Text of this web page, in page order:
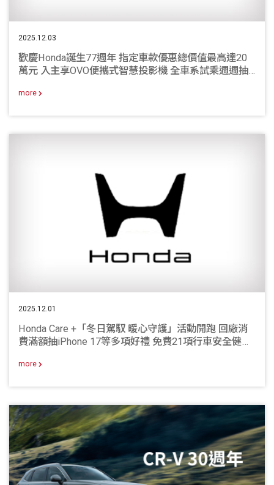
2025.12.03
歡慶Honda誕生77週年 指定車款優惠總價值最高達20
萬元 入主享OVO便攜式智慧投影機 全車系試乘週週抽
more
2025.12.01
Honda Care +「冬日駕馭 暖心守護」活動開跑 回廠消
費滿額抽iPhone 17等多項好禮 免費21項行車安全健檢
more